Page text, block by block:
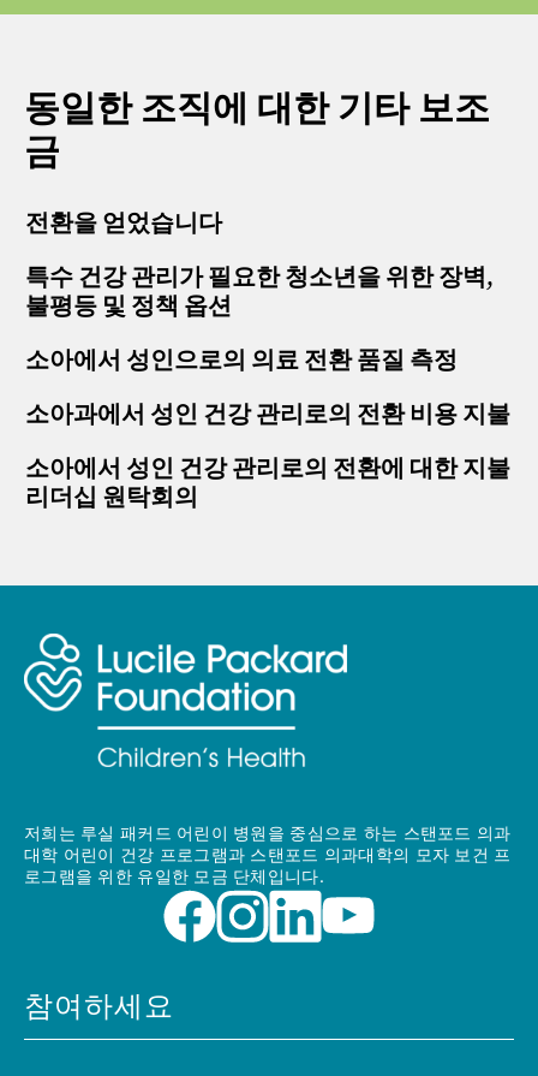
동일한 조직에 대한 기타 보조
금
전환을 얻었습니다
특수 건강 관리가 필요한 청소년을 위한 장벽,
불평등 및 정책 옵션
소아에서 성인으로의 의료 전환 품질 측정
소아과에서 성인 건강 관리로의 전환 비용 지불
소아에서 성인 건강 관리로의 전환에 대한 지불
리더십 원탁회의
저희는 루실 패커드 어린이 병원을 중심으로 하는 스탠포드 의과
대학 어린이 건강 프로그램과 스탠포드 의과대학의 모자 보건 프
로그램을 위한 유일한 모금 단체입니다.
참여하세요